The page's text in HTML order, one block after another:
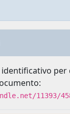
per
11393/